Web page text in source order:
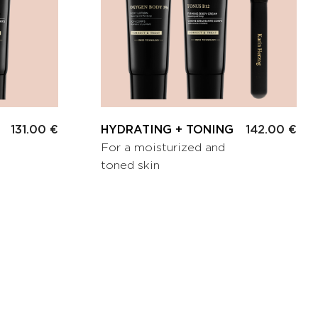
131.00 €
HYDRATING + TONING
For a moisturized and
toned skin
142.00 €